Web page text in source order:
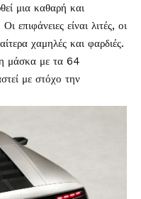
μια καθαρή και
επιφάνειες είναι λιτές, οι
χαμηλές και φαρδιές.
μάσκα με τα 64
με στόχο την